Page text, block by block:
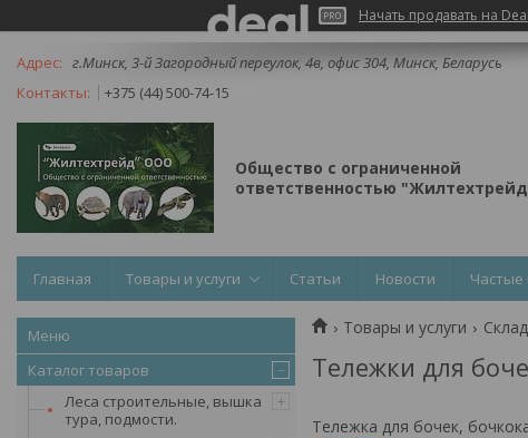
Начать продавать на
г.Минск, 3-й Загородный переулок, 4в, офис 304, Минск, Беларусь
+375 (44) 500-74-15
Общество с ограниченной
ответственностью
Главная Товары и услуги Статьи Новости Частые
Каталог товаров
Леса строительные, вышка
тура, подмости.
Товары и услуги
Тележки для
Тележка для бочек,